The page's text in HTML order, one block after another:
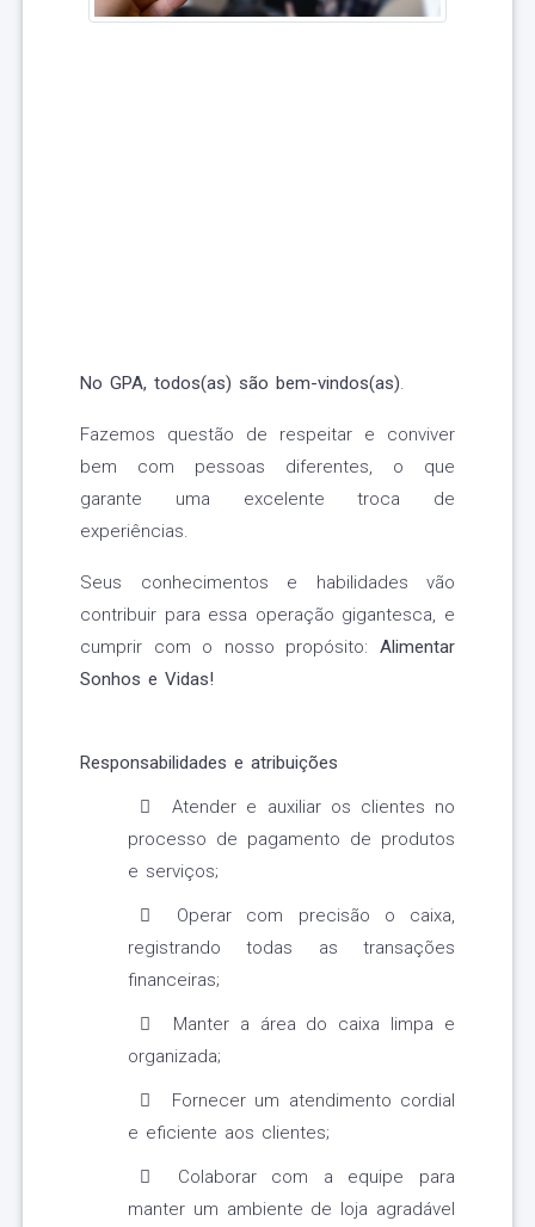
No GPA, todos(as) são bem-vindos(as).
Fazemos questão de respeitar e conviver
bem com pessoas diferentes, o que
garante uma excelente troca de
experiências.
Seus conhecimentos e habilidades vão
contribuir para essa operação gigantesca, e
cumprir com o nosso propósito: Alimentar
Sonhos e Vidas!
Responsabilidades e atribuições
Atender e auxiliar os clientes no
processo de pagamento de produtos
e serviços;
Operar com precisão o caixa,
registrando todas as transações
financeiras;
Manter a área do caixa limpa e
organizada;
Fornecer um atendimento cordial
e eficiente aos clientes;
Colaborar com a equipe para
manter um ambiente de loja agradável